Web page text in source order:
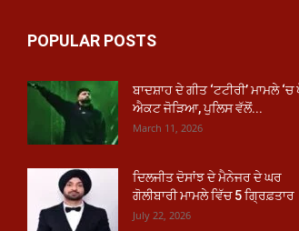
POPULAR POSTS
ਬਾਦਸ਼ਾਹ ਦੇ ਗੀਤ ‘ਟਟੀਰੀ’ ਮਾਮਲੇ
ਐਕਟ ਜੋੜਿਆ, ਪੁਲਿਸ ਵੱਲੋਂ...
March 11, 2026
ਦਿਲਜੀਤ ਦੋਸਾਂਝ ਦੇ ਮੈਨੇਜਰ ਦੇ ਘਰ
ਗੋਲੀਬਾਰੀ ਮਾਮਲੇ ਵਿੱਚ 5 ਗ੍ਰਿਫ਼ਤਾਰ
July 22, 2026